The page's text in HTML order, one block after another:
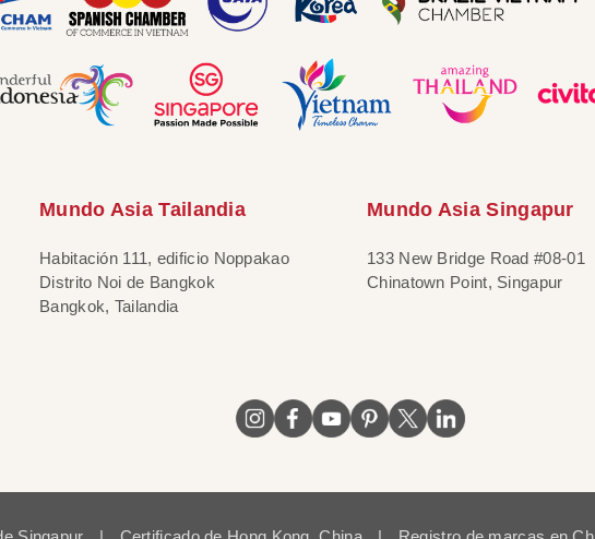
Mundo Asia Tailandia
Habitación 111, edificio Noppakao
Distrito Noi de Bangkok
Bangkok, Tailandia
Mundo Asia Singapur
133 New Bridge Road #08-01
Chinatown Point, Singapur